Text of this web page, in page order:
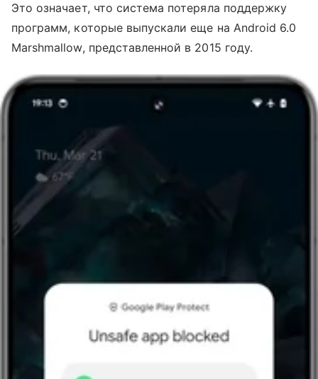
Это означает, что система потеряла поддержку
программ, которые выпускали еще на Android 6.0
Marshmallow, представленной в 2015 году.